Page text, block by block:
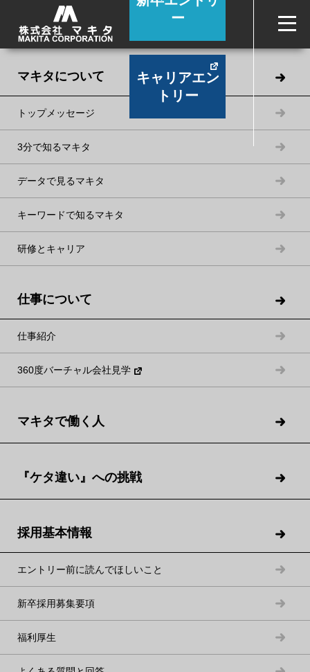
ー
キャリアエン
トリー
マキタについて
トップメッセージ
3分で知るマキタ
データで見るマキタ
キーワードで知るマキタ
研修とキャリア
仕事について
仕事紹介
360度バーチャル会社見学
マキタで働く人
『ケタ違い』への挑戦
採用基本情報
エントリー前に読んでほしいこと
新卒採用募集要項
福利厚生
MEMBER
マキタで働く人
2017年入社 情報工学科卒
ITの専門家として、経営戦略策定を支援
社員が効率よく働けるための環境づ
クやITシステムの環境整備を行っています。具体的には社員の
リティ講習、業務改善に向けた新サービスの導入時の活用支援
などです。単に環境を整えるだけではなく、経営戦略の実行の
ためにIT支援を行っている、と言った方が正しいかもしれませ